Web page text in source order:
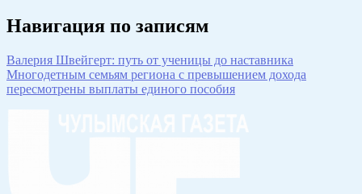
Навигация по записям
Валерия Швейгерт: путь от ученицы до наставника
Многодетным семьям региона с превышением дохода
пересмотрены выплаты единого пособия